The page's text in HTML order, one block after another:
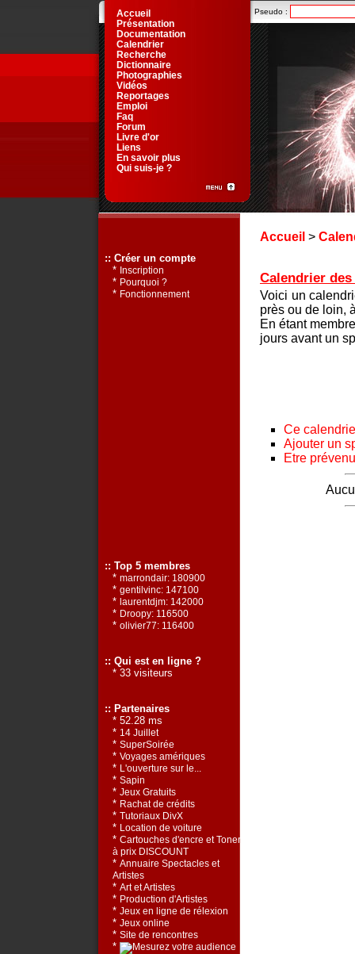
Accueil >
Calendrier
Voici un
près ou de loin,
En étant
jours avant un
Ce
Ajouter un
Etre
Pseudo :
Accueil
Présentation
Documentation
Calendrier
Recherche
Dictionnaire
Photographies
Vidéos
Reportages
Emploi
Faq
Forum
Livre d'or
Liens
En savoir plus
Qui suis-je ?
:: Créer un compte
* Inscription
* Pourquoi ?
* Fonctionnement
:: Top 5 membres
* marrondair: 180900
* gentilvinc: 147100
* laurentdjm: 142000
* Droopy: 116500
* olivier77: 116400
:: Qui est en ligne ?
* 33 visiteurs
:: Partenaires
* 52.28 ms
* 14 Juillet
* SuperSoirée
* Voyages amériques
* L'ouverture sur le...
* Sapin
* Jeux Gratuits
* Rachat de crédits
* Tutoriaux DivX
* Location de voiture
* Cartouches d'encre et Toners
à prix DISCOUNT
* Annuaire Spectacles et
Artistes
* Art et Artistes
* Production d'Artistes
* Jeux en ligne de rélexion
* Jeux online
* Site de rencontres
*